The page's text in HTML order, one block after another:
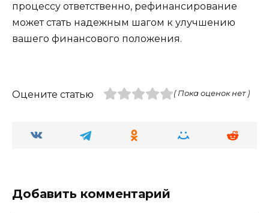
процессу ответственно, рефинансирование
может стать надежным шагом к улучшению
вашего финансового положения.
Оцените статью ( Пока оценок нет )
Добавить комментарий